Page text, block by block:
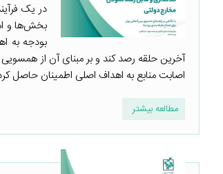
در یک
بخش‌ها و
بودجه به
آخرین حلقه رصد کند و بر مبنای آن از همسویی
اصابت منابع به اهداف اصلی اطمینان حاصل
مطالعه بیشتر